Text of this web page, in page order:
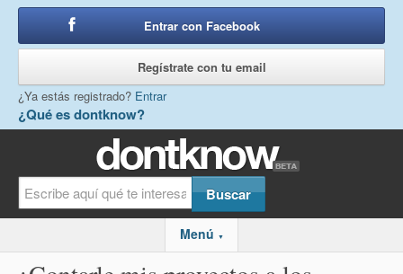
¿Qué es dontknow?
Entrar con Facebook
Regístrate con tu email
¿Ya estás registrado? Entrar
Menú ▼